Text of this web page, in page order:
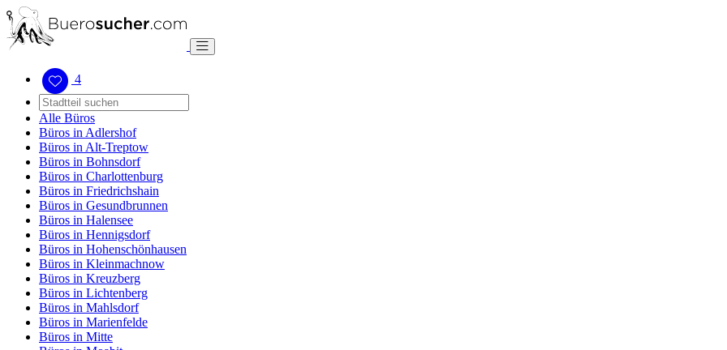
4
Alle Büros
Büros in Adlershof
Büros in Alt-Treptow
Büros in Bohnsdorf
Büros in Charlottenburg
Büros in Friedrichshain
Büros in Gesundbrunnen
Büros in Halensee
Büros in Hennigsdorf
Büros in Hohenschönhausen
Büros in Kleinmachnow
Büros in Kreuzberg
Büros in Lichtenberg
Büros in Mahlsdorf
Büros in Marienfelde
Büros in Mitte